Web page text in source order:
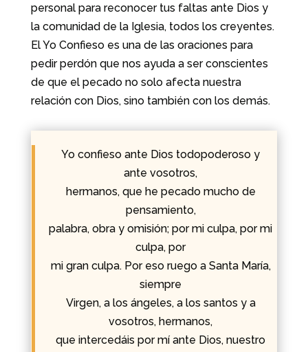
personal para reconocer tus faltas ante Dios y
la comunidad de la Iglesia, todos los creyentes.
El Yo Confieso es una de las oraciones para
pedir perdón que nos ayuda a ser conscientes
de que el pecado no solo afecta nuestra
relación con Dios, sino también con los demás.
Yo confieso ante Dios todopoderoso y
ante vosotros,
hermanos, que he pecado mucho de
pensamiento,
palabra, obra y omisión; por mi culpa, por mi
culpa, por
mi gran culpa. Por eso ruego a Santa María,
siempre
Virgen, a los ángeles, a los santos y a
vosotros, hermanos,
que intercedáis por mí ante Dios, nuestro